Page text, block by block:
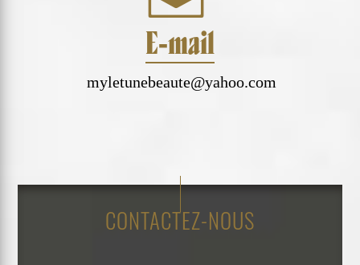
E-mail
myletunebeaute@yahoo.com
CONTACTEZ-NOUS